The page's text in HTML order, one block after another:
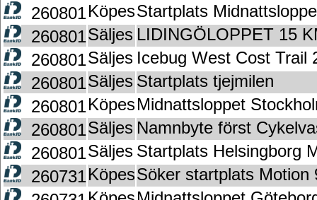
260801KöpesStartplats
260801Säljes LIDINGÖLOPPET 15
260801Säljes Icebug West Cost Trail
260801Säljes Startplats tjejmilen
260801KöpesMidnattsloppet
260801Säljes Namnbyte först
260801Säljes Startplats Helsingborg
260731KöpesSöker startplats Motion